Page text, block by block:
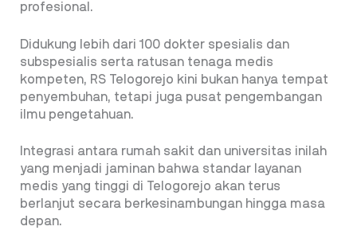
profesional.
Didukung lebih dari 100 dokter spesialis dan
subspesialis serta ratusan tenaga medis
kompeten, RS Telogorejo kini bukan hanya tempat
penyembuhan, tetapi juga pusat pengembangan
ilmu pengetahuan.
Integrasi antara rumah sakit dan universitas inilah
yang menjadi jaminan bahwa standar layanan
medis yang tinggi di Telogorejo akan terus
berlanjut secara berkesinambungan hingga masa
depan.